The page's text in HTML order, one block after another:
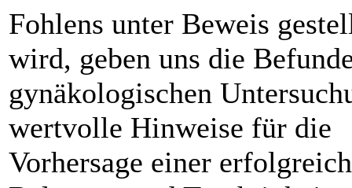
Fohlens unter Beweis
wird, geben uns die
gynäkologischen
wertvolle Hinweise für die
Vorhersage einer